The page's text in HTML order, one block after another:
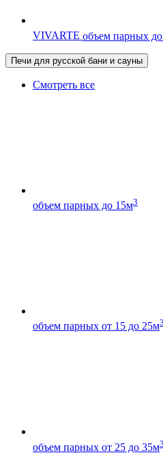
VIVARTE объем парных
Печи для русской бани и сауны
Смотреть все
объем парных до 15м3
объем парных от 15 до 25м3
объем парных от 25 до 35м3